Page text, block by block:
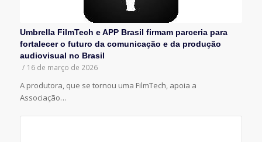
Umbrella FilmTech e APP Brasil firmam parceria para
fortalecer o futuro da comunicação e da produção
audiovisual no Brasil
/ 16 de março de 2026
A produtora, que se tornou uma FilmTech, apoia a
Associação…